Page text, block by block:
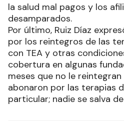
la salud mal pagos y los
desamparados.
Por último, Ruiz Díaz
por los reintegros de las
con TEA y otras
cobertura en algunas
meses que no le
abonaron por las terapias
particular; nadie se salva